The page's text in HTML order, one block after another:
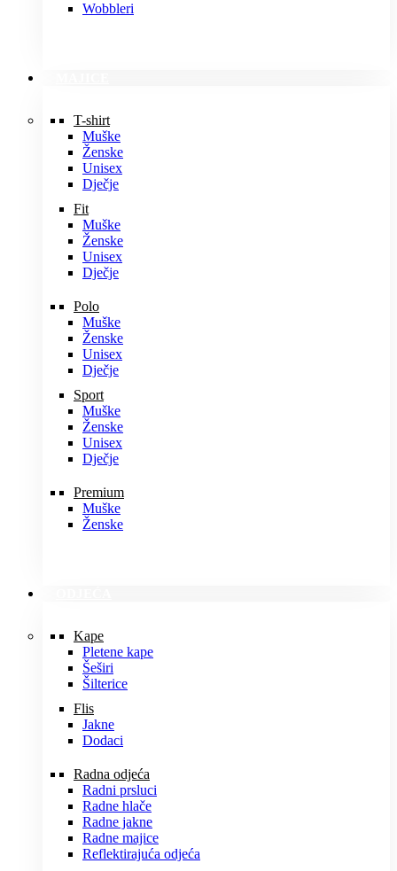
Wobbleri
T-shirt
Muške
Ženske
Unisex
Dječje
Fit
Muške
Ženske
Unisex
Dječje
Polo
Muške
Ženske
Unisex
Dječje
Sport
Muške
Ženske
Unisex
Dječje
Premium
Muške
Ženske
Kape
Pletene kape
Šeširi
Šilterice
Flis
Jakne
Dodaci
Radna odjeća
Radni prsluci
Radne hlače
Radne jakne
Radne majice
Reflektirajuća odjeća